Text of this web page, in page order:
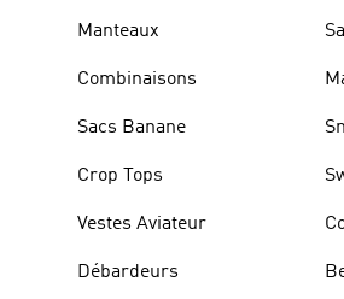
Manteaux
Combinaisons
Sacs Banane
Crop Tops
Vestes Aviateur
Débardeurs